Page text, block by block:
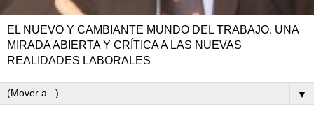
EL NUEVO Y CAMBIANTE MUNDO DEL TRABAJO. UNA
MIRADA ABIERTA Y CRÍTICA A LAS NUEVAS
REALIDADES LABORALES
▼